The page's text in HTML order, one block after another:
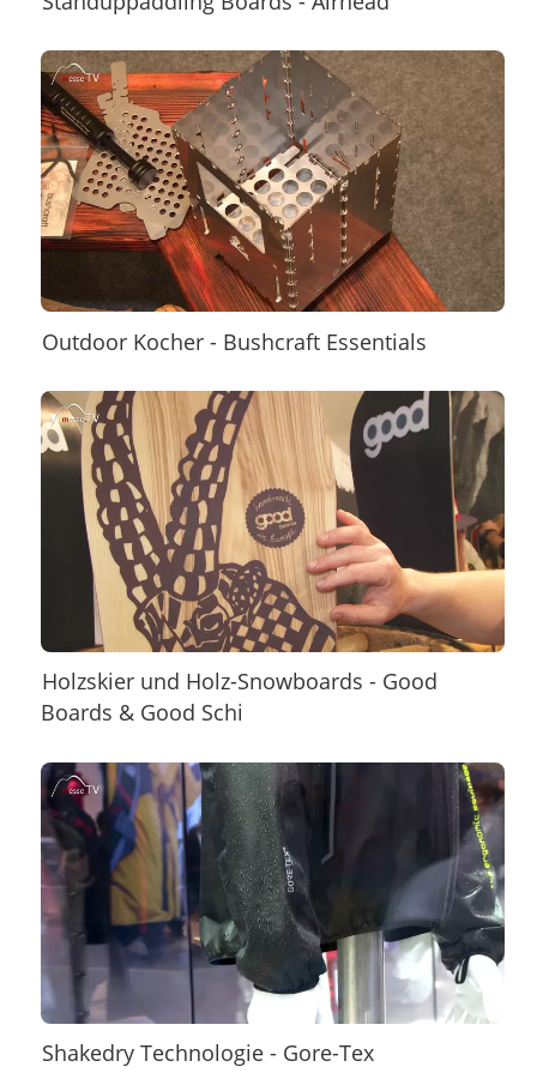
Outdoor Kocher - Bushcraft Essentials
Holzskier und Holz-Snowboards - Good
Boards & Good Schi
Shakedry Technologie - Gore-Tex